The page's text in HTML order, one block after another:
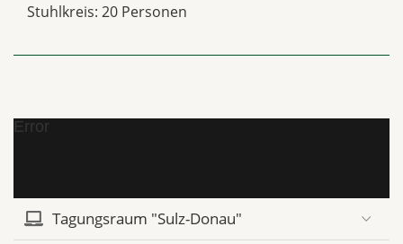
Stuhlkreis: 20 Personen
Error
Tagungsraum "Sulz-Donau"